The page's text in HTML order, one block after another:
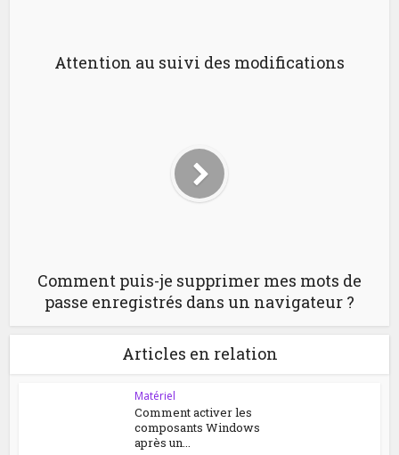
Attention au suivi des modifications
Comment puis-je supprimer mes mots de
passe enregistrés dans un navigateur ?
Articles en relation
Matériel
Comment activer les
composants Windows
après un...